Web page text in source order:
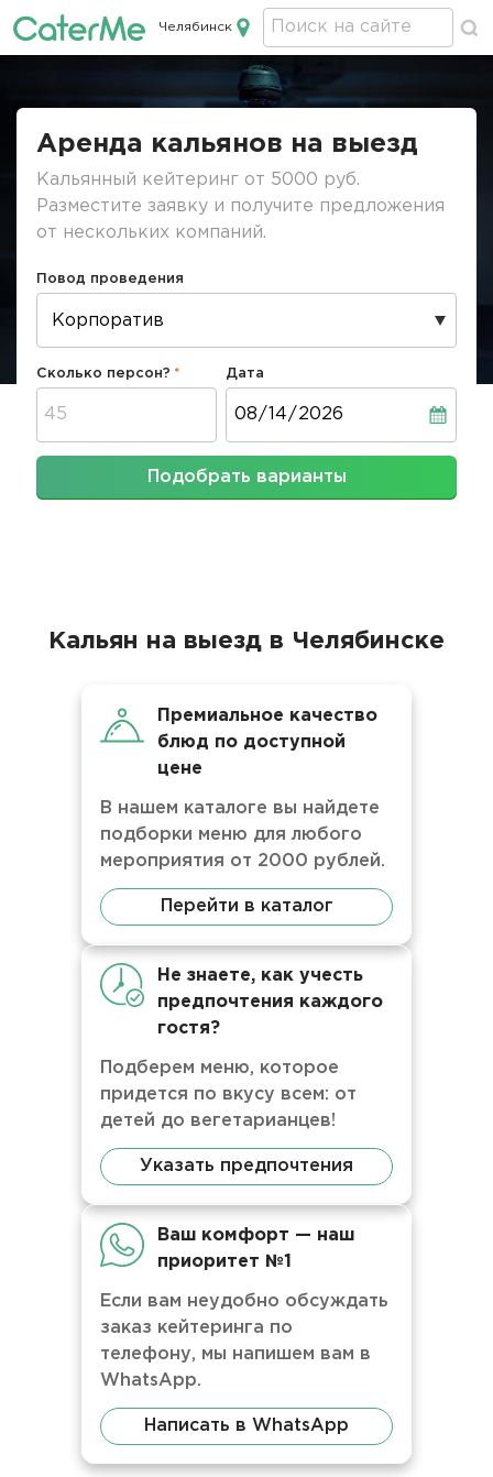
Кейтеринг в Челябинске
Челябинск
Аренда кальянов на выезд
Кальянный кейтеринг от 5000 руб.
Разместите заявку и получите предложения
от нескольких компаний.
Повод проведения
Сколько персон? Дата
Подобрать варианты
Кальян на выезд в Челябинске
Премиальное качество
блюд по доступной
цене
В нашем каталоге вы найдете
подборки меню для любого
мероприятия от 2000 рублей.
Перейти в каталог
Не знаете, как учесть
предпочтения каждого
гостя?
Подберем меню, которое
придется по вкусу всем: от
детей до вегетарианцев!
Указать предпочтения
Ваш комфорт — наш
приоритет №1
Если вам неудобно обсуждать
заказ кейтеринга по
телефону, мы напишем вам в
WhatsApp.
Написать в WhatsApp